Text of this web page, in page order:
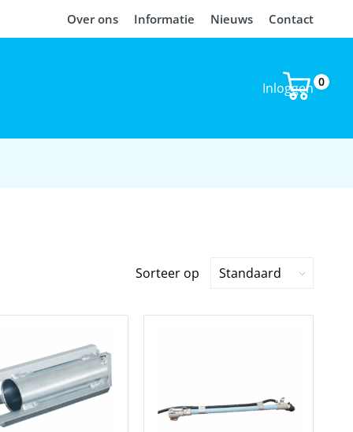
Over ons Informatie Nieuws Contact
0
Inloggen
Sorteer op Standaard